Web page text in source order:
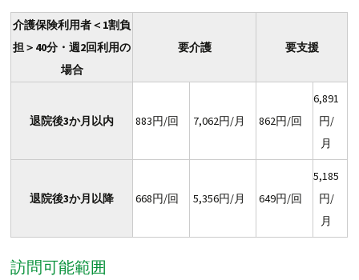
介護保険利用者＜1割負
担＞40分・週2回利用の
場合
要介護 要支援
退院後3か月以内 883円/回 7,062円/月 862円/回
6,891
円/
月
退院後3か月以降 668円/回 5,356円/月 649円/回
5,185
円/
月
訪問可能範囲